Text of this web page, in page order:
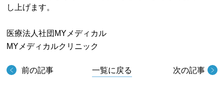
し上げます。
医療法人社団MYメディカル
MYメディカルクリニック
前の記事 一覧に戻る 次の記事